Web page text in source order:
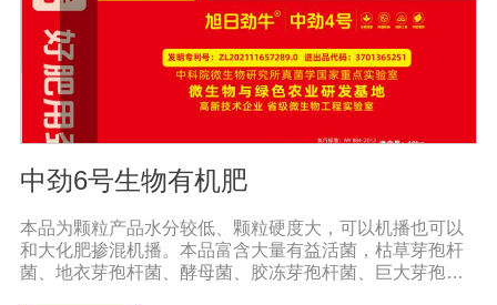
中劲6号生物有机肥
本品为颗粒产品水分较低、颗粒硬度大，可以机播也可以
和大化肥掺混机播。本品富含大量有益活菌，枯草芽孢杆
菌、地衣芽孢杆菌、酵母菌、胶冻芽孢杆菌、巨大芽孢杆